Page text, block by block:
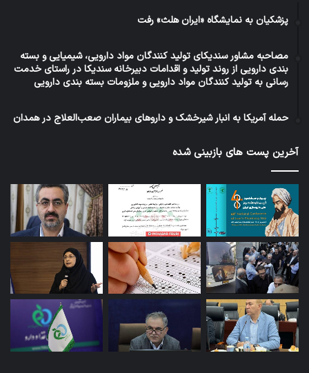
پزشکیان به نمایشگاه «ایران هلث» رفت
مصاحبه مشاور سندیکای تولید کنندگان مواد دارویی، شیمیایی و بسته
بندی دارویی از روند تولید و اقدامات دبیرخانه سندیکا در راستای خدمت
رسانی به تولید کنندگان مواد دارویی و ملزومات بسته بندی دارویی
حمله آمریکا به انبار شیرخشک و داروهای بیماران صعب‌العلاج در همدان
آخرین پست های بازبینی شده